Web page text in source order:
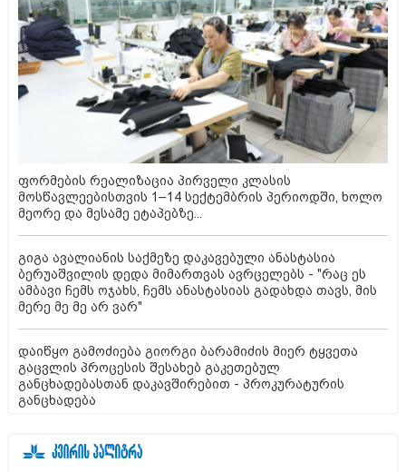
ფორმების რეალიზაცია პირველი კლასის
მოსწავლეებისთვის 1–14 სექტემბრის პერიოდში, ხოლო
მეორე და მესამე ეტაპებზე...
გიგა ავალიანის საქმეზე დაკავებული ანასტასია
ბერუაშვილის დედა მიმართვას ავრცელებს - "რაც ეს
ამბავი ჩემს ოჯახს, ჩემს ანასტასიას გადახდა თავს, მის
მერე მე მე არ ვარ"
დაიწყო გამოძიება გიორგი ბარამიძის მიერ ტყვეთა
გაცვლის პროცესის შესახებ გაკეთებულ
განცხადებასთან დაკავშირებით - პროკურატურის
განცხადება